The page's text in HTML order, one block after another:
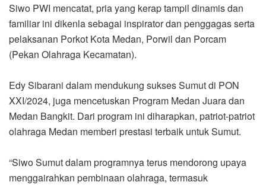
Siwo PWI mencatat, pria yang kerap tampil dinamis dan
familiar ini dikenla sebagai inspirator dan penggagas serta
pelaksanan Porkot Kota Medan, Porwil dan Porcam
(Pekan Olahraga Kecamatan).
Edy Sibarani dalam mendukung sukses Sumut di PON
XXI/2024, juga mencetuskan Program Medan Juara dan
Medan Bangkit. Dari program ini diharapkan, patriot-patriot
olahraga Medan memberi prestasi terbaik untuk Sumut.
“Siwo Sumut dalam programnya terus mendorong upaya
menggairahkan pembinaan olahraga, termasuk